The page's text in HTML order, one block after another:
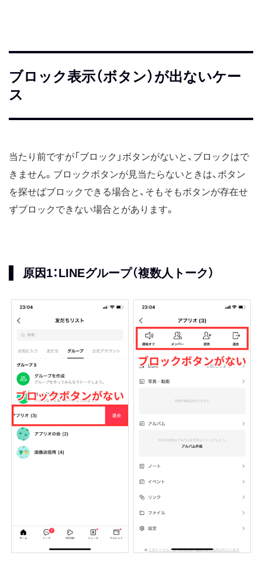
ブロック表示（ボタン）が出ないケー
ス
当たり前ですが「ブロック」ボタンがないと、ブロックはで
きません。ブロックボタンが見当たらないときは、ボタン
を探せばブロックできる場合と、そもそもボタンが存在せ
ずブロックできない場合とがあります。
原因1：LINEグループ（複数人トーク）